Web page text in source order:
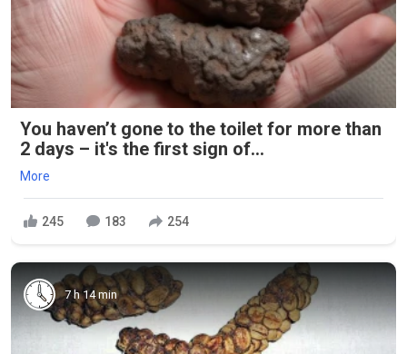
You haven’t gone to the toilet for more than
2 days – it's the first sign of...
More
245 183 254
7 h 14 min